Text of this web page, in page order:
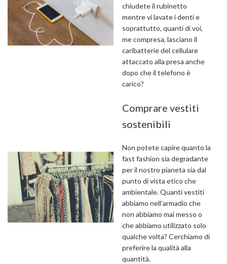
chiudete il rubinetto
mentre vi lavate i denti e
soprattutto, quanti di voi,
me compresa, lasciano il
caribatterie del cellulare
attaccato alla presa anche
dopo che il telefono è
carico?
Comprare vestiti
sostenibili
Non potete capire quanto la
fast fashion sia degradante
per il nostro pianeta sia dal
punto di vista etico che
ambientale. Quanti vestiti
abbiamo nell’armadio che
non abbiamo mai messo o
che abbiamo utilizzato solo
qualche volta? Cerchiamo di
preferire la qualità alla
quantità.